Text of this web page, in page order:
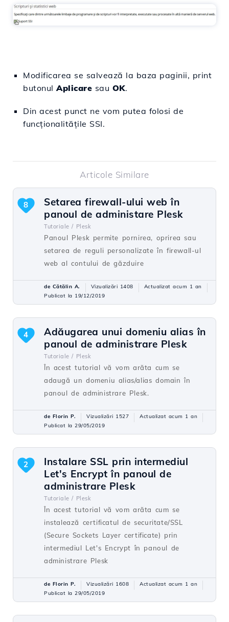
Modificarea se salvează la baza paginii, print
butonul Aplicare sau OK.
Din acest punct ne vom putea folosi de
funcționalitățile SSI.
Articole Similare
Setarea firewall-ului web în
panoul de administare Plesk
Tutoriale / Plesk
Panoul Plesk permite pornirea, oprirea sau
setarea de reguli personalizate în firewall-ul
web al contului de găzduire
8
de Cătălin A. Vizualizări 1408
Actualizat acum 1 an
Publicat la 19/12/2019
Adăugarea unui domeniu alias în
panoul de administrare Plesk
Tutoriale / Plesk
În acest tutorial vă vom arăta cum se
adaugă un domeniu alias/alias domain în
panoul de administrare Plesk.
4
de Florin P. Vizualizări 1527
Actualizat acum 1 an
Publicat la 29/05/2019
Instalare SSL prin intermediul
Let's Encrypt în panoul de
administrare Plesk
Tutoriale / Plesk
În acest tutorial vă vom arăta cum se
instalează certificatul de securitate/SSL
(Secure Sockets Layer certificate) prin
intermediul Let's Encrypt în panoul de
administrare Plesk
2
de Florin P. Vizualizări 1608
Actualizat acum 1 an
Publicat la 29/05/2019